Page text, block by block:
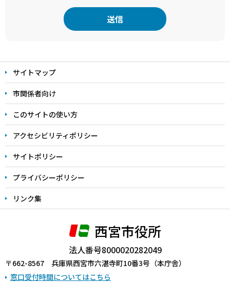
文
こ
こ
ま
で
サイトマップ
市関係者向け
このサイトの使い方
アクセシビリティポリシー
サイトポリシー
プライバシーポリシー
リンク集
西宮市役所
法人番号8000020282049
〒662-8567 兵庫県西宮市六湛寺町10番3号（本庁舎）
窓口受付時間についてはこちら